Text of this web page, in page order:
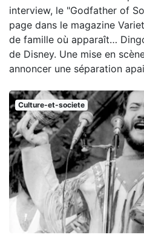
interview, le "Godfather of
page dans le magazine
de famille où apparaît…
de Disney. Une mise en
annoncer une séparation
Culture-et-societe